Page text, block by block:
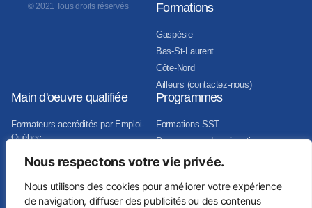
Nous respectons votre vie privée.
Nous utilisons des cookies pour améliorer votre expérience
de navigation, diffuser des publicités ou des contenus
© 2021 Tous droits réservés Formations
Gaspésie
Bas-St-Laurent
Côte-Nord
Ailleurs (contactez-nous)
Main d'oeuvre qualifiée
Formateurs accrédités par Emploi-
Québec
CNESST
Conseiller en SST
Conseiller en prévention​
Programmes
Formations SST
Programmes de prévention
Audits en santé et sécurité au travail